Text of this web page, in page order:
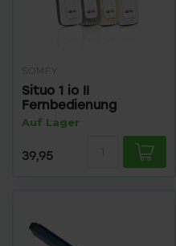
SOMFY
Situo 1 io II
Fernbedienung
Auf Lager
39,95